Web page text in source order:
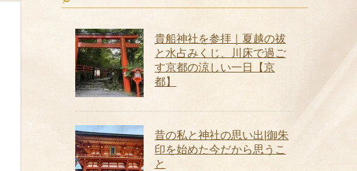
貴船神社を参拝｜夏越の祓
と水占みくじ、川床で過ご
す京都の涼しい一日【京
都】
昔の私と神社の思い出|御朱
印を始めた今だから思うこ
と